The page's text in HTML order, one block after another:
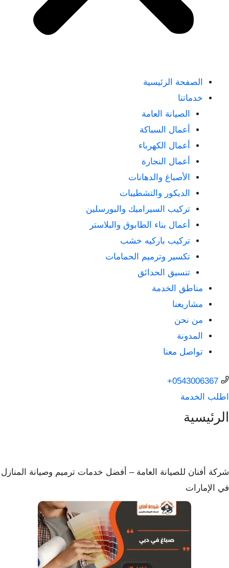
الصفحة الرئيسية
خدماتنا
الصيانة العامة
أعمال السباكة
أعمال الكهرباء
أعمال النجارة
الأصباغ والدهانات
الديكور والتشطيبات
تركيب السيراميك والبورسلين
أعمال بناء الطابوق والبلاستر
تركيب باركيه خشب
تكسير وترميم الحمامات
تنسيق الحدائق
مناطق الخدمة
مشاريعنا
من نحن
المدونة
تواصل معنا
0543006367+
اطلب الخدمة
الرئيسية
شركة أفنان للصيانة العامة – أفضل خدمات ترميم وصيانة المنازل
في الإمارات